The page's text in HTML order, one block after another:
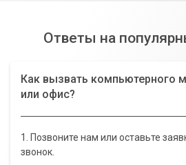
Ответы на
Как вызвать компьютерного
или офис?
1. Позвоните нам или оставьте
звонок.